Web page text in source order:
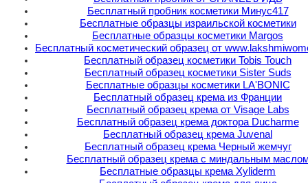
Бесплатный пробник косметики Минус417
Бесплатные образцы израильской косметики
Бесплатные образцы косметики Margos
Бесплатный косметический образец от
Бесплатный образец косметики Tobis Touch
Бесплатный образец косметики Sister Suds
Бесплатные образцы косметики LA'BONIC
Бесплатный образец крема из Франции
Бесплатный образец крема от Visage Labs
Бесплатный образец крема доктора Ducharme
Бесплатный образец крема Juvenal
Бесплатный образец крема Черный жемчуг
Бесплатный образец крема с миндальным
Бесплатные образцы крема Xyliderm